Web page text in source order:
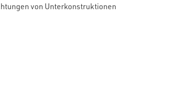
von Unterkonstruktionen